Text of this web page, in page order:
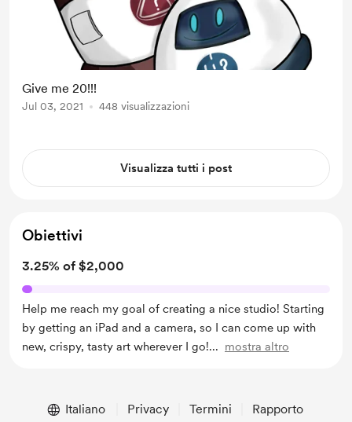
Give me 20!!!
Jul 03, 2021 448 visualizzazioni
Visualizza tutti i post
Obiettivi
3.25% of $2,000
Help me reach my goal of creating a nice studio! Starting
by getting an iPad and a camera, so I can come up with
new, crispy, tasty art wherever I go!... mostra altro
Italiano Privacy Termini Rapporto